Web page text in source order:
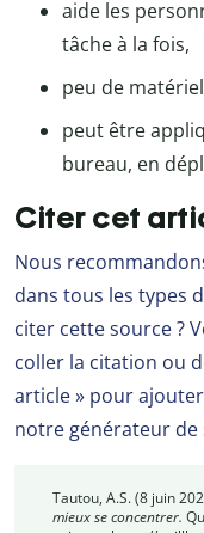
aide les
tâche à la fois,
peu de
peut être
bureau, en
Citer cet
Nous
dans tous les types
citer cette source ?
coller la citation ou
article » pour
notre générateur
Tautou, A.S. (8 juin
mieux se concentrer.